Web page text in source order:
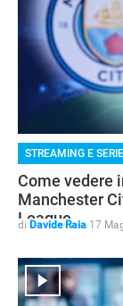
STREAMING E
Come vedere
Manchester
League
di Davide Raia 17